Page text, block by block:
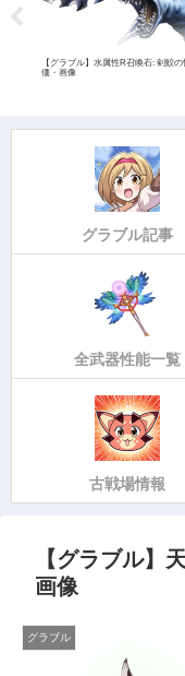
【グラブル】水属性R召喚石: 剣鮫
価・画像
グラブル記事
全武器性能一覧
古戦場情報
【グラブル】
画像
グラブル